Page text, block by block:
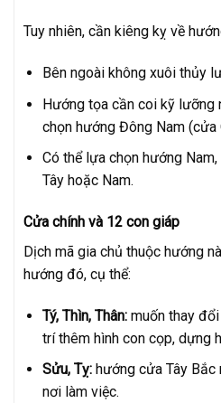
Tuy nhiên, cần kiêng kỵ về
Bên ngoài không xuôi thủy
Hướng tọa cần coi kỹ lưỡng
chọn hướng Đông Nam (cửa
Có thể lựa chọn hướng
Tây hoặc Nam.
Cửa chính và 12 con giáp
Dịch mã gia chủ thuộc hướng
hướng đó, cụ thể:
Tý, Thìn, Thân:muốn thay
trí thêm hình con cọp, dựng
Sửu, Tỵ:hướng cửa Tây Bắc
nơi làm việc.